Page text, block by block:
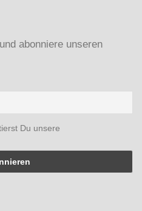
abonniere unseren
Du unsere